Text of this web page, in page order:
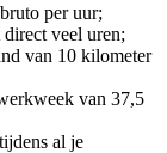
per uur;
veel uren;
van 10 kilometer
van 37,5
al je